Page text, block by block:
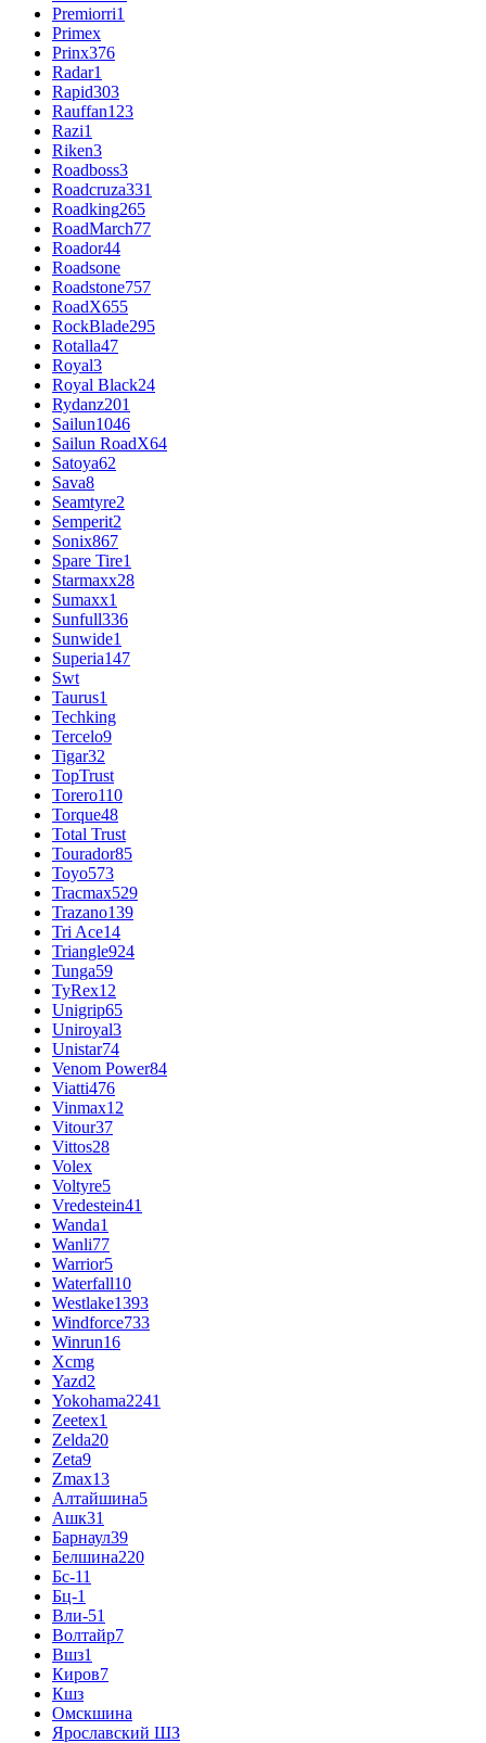
Premiorri1
Primex
Prinx376
Radar1
Rapid303
Rauffan123
Razi1
Riken3
Roadboss3
Roadcruza331
Roadking265
RoadMarch77
Roador44
Roadsone
Roadstone757
RoadX655
RockBlade295
Rotalla47
Royal3
Royal Black24
Rydanz201
Sailun1046
Sailun RoadX64
Satoya62
Sava8
Seamtyre2
Semperit2
Sonix867
Spare Tire1
Starmaxx28
Sumaxx1
Sunfull336
Sunwide1
Superia147
Swt
Taurus1
Techking
Tercelo9
Tigar32
TopTrust
Torero110
Torque48
Total Trust
Tourador85
Toyo573
Tracmax529
Trazano139
Tri Ace14
Triangle924
Tunga59
TyRex12
Unigrip65
Uniroyal3
Unistar74
Venom Power84
Viatti476
Vinmax12
Vitour37
Vittos28
Volex
Voltyre5
Vredestein41
Wanda1
Wanli77
Warrior5
Waterfall10
Westlake1393
Windforce733
Winrun16
Xcmg
Yazd2
Yokohama2241
Zeetex1
Zelda20
Zeta9
Zmax13
Алтайшина5
Ашк31
Барнаул39
Белшина220
Бс-11
Бц-1
Вли-51
Волтайр7
Вшз1
Киров7
Кшз
Омскшина
Ярославский ШЗ